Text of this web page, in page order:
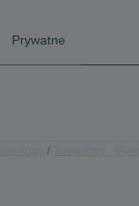
Prywatne